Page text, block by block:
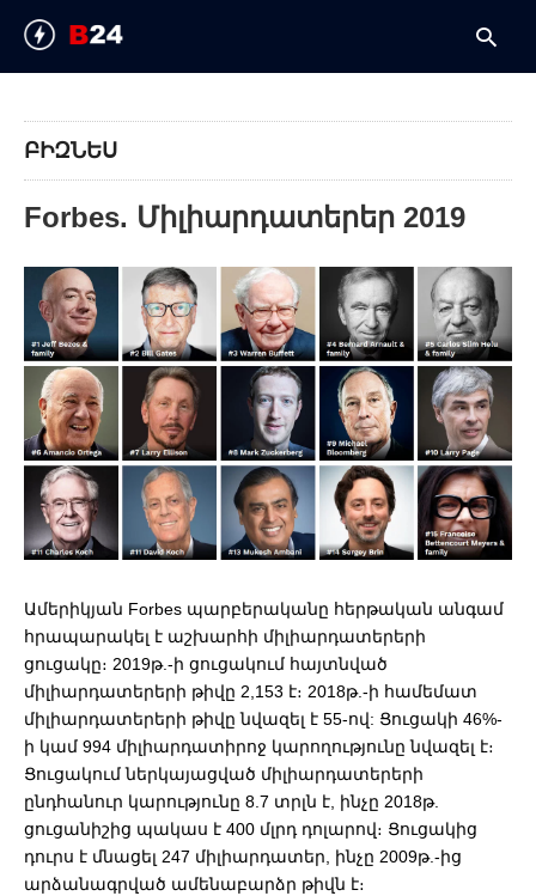
ԲԻԶՆԵՍ
Forbes. Միլիարդատերեր 2019
Ամերիկյան Forbes պարբերականը հերթական անգամ
հրապարակել է աշխարհի միլիարդատերերի
ցուցակը։ 2019թ.-ի ցուցակում հայտնված
միլիարդատերերի թիվը 2,153 է։ 2018թ.-ի համեմատ
միլիարդատերերի թիվը նվազել է 55-ով: Ցուցակի 46%-
ի կամ 994 միլիարդատիրոջ կարողությունը նվազել է։
Ցուցակում ներկայացված միլիարդատերերի
ընդհանուր կարությունը 8.7 տրլն է, ինչը 2018թ.
ցուցանիշից պակաս է 400 մլրդ դոլարով։ Ցուցակից
դուրս է մնացել 247 միլիարդատեր, ինչը 2009թ.-ից
արձանագրված ամենաբարձր թիվն է։